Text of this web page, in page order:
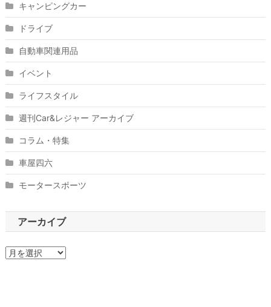
キャンピングカー
ドライブ
自動車関連用品
イベント
ライフスタイル
週刊Car&レジャー アーカイブ
コラム・特集
車屋四六
モータースポーツ
アーカイブ
ア